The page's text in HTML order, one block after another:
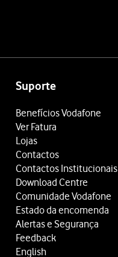
Suporte
Benefícios Vodafone
Ver Fatura
Lojas
Contactos
Contactos Institucionais
Download Centre
Comunidade Vodafone
Estado da encomenda
Alertas e Segurança
Feedback
English